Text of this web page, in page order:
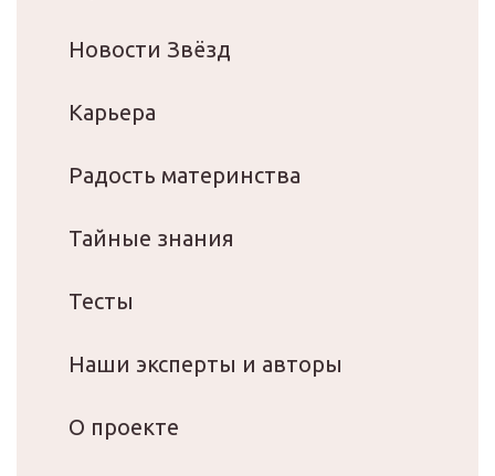
Новости Звёзд
Карьера
Радость материнства
Тайные знания
Тесты
Наши эксперты и авторы
О проекте